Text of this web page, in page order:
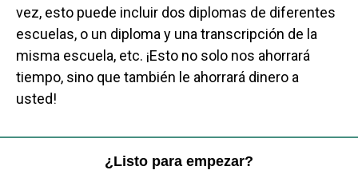
vez, esto puede incluir dos diplomas de diferentes
escuelas, o un diploma y una transcripción de la
misma escuela, etc. ¡Esto no solo nos ahorrará
tiempo, sino que también le ahorrará dinero a
usted!
¿Listo para empezar?